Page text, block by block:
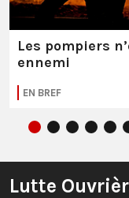
Les pompiers
ennemi
EN BREF
Lutte